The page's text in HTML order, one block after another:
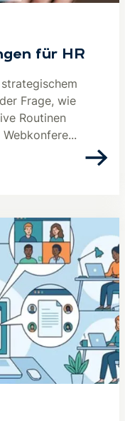
für HR
Frage, wie
Routinen